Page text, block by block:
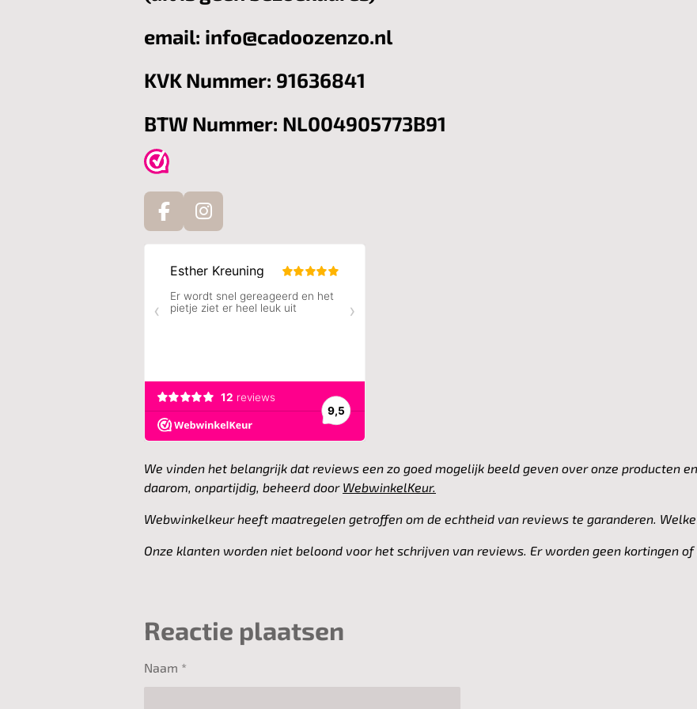
email: info@cadoozenzo.nl
KVK Nummer: 91636841
BTW Nummer: NL004905773B91
F
e
b
o
I
t
a
g
We vinden het belangrijk dat reviews een zo goed mogelijk beeld geven over onze producten
daarom, onpartijdig, beheerd door WebwinkelKeur.
Webwinkelkeur heeft maatregelen getroffen om de echtheid van reviews te garanderen.
Onze klanten worden niet beloond voor het schrijven van reviews. Er worden geen kortingen
Reactie plaatsen
Naam *